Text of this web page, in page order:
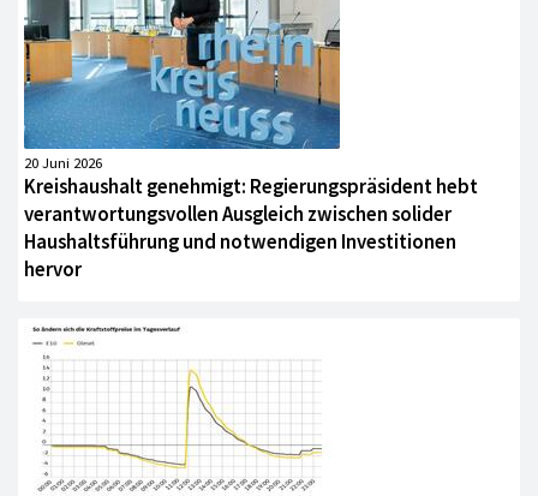
20 Juni 2026
Kreishaushalt genehmigt: Regierungspräsident hebt
verantwortungsvollen Ausgleich zwischen solider
Haushaltsführung und notwendigen Investitionen
hervor